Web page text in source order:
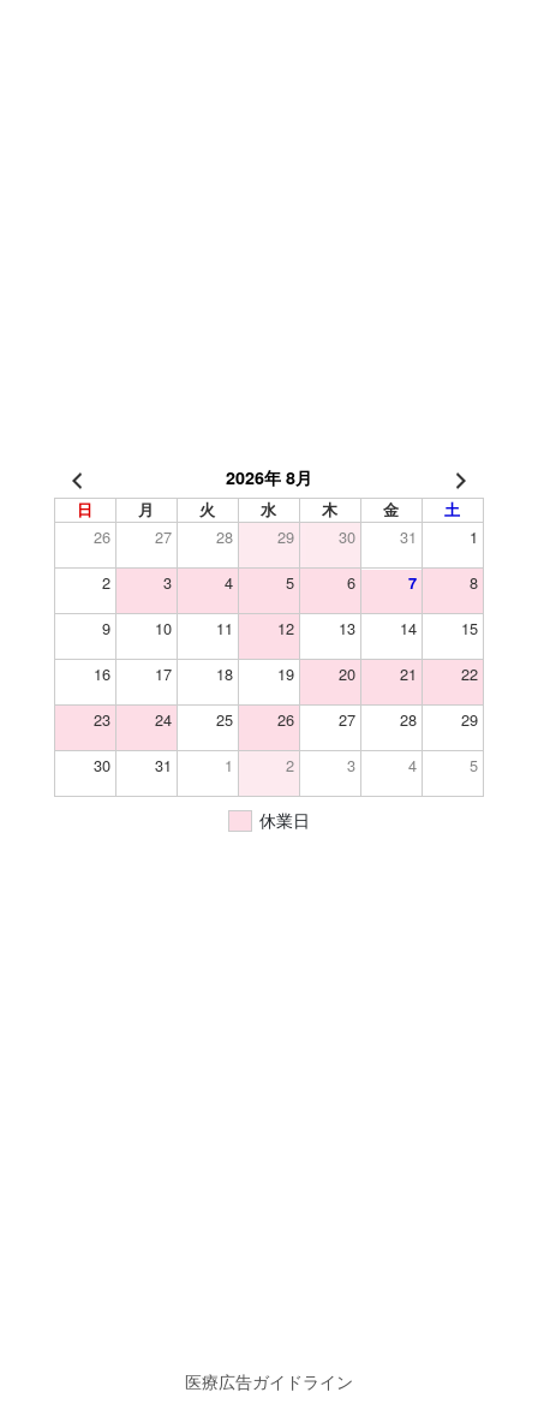
2026年 8月
日 月 火 水 木 金 土
26 27 28 29 30 31
1
2
3 4 5 6 7
8
9
10 11 12 13 14
15
16
17 18 19 20 21
22
23
24 25 26 27 28
29
30
31 1 2 3 4 5
休業日
医療広告ガイドライン